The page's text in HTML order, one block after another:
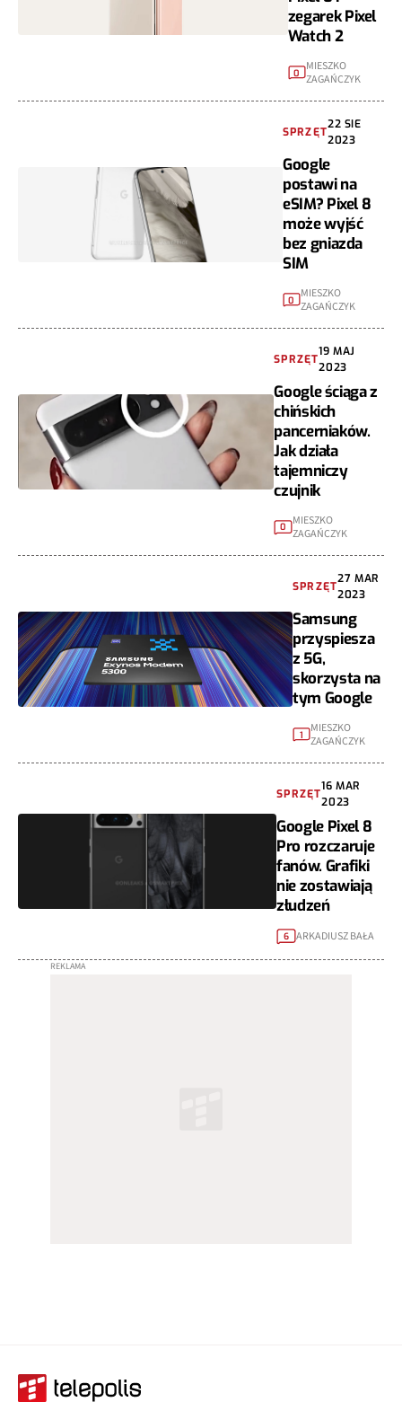
zegarek Pixel
Watch 2
0 MIESZKO
ZAGAŃCZYK
SPRZĘT
22 SIE
2023
Google
postawi na
eSIM? Pixel 8
może wyjść
bez gniazda
SIM
0
MIESZKO
ZAGAŃCZYK
SPRZĘT
19 MAJ
2023
Google ściąga z
chińskich
pancerniaków.
Jak działa
tajemniczy
czujnik
0
MIESZKO
ZAGAŃCZYK
SPRZĘT
27 MAR
2023
Samsung
przyspiesza
z 5G,
skorzysta na
tym Google
1
MIESZKO
ZAGAŃCZYK
SPRZĘT
16 MAR
2023
Google Pixel 8
Pro rozczaruje
fanów. Grafiki
nie zostawiają
złudzeń
6 ARKADIUSZ BAŁA